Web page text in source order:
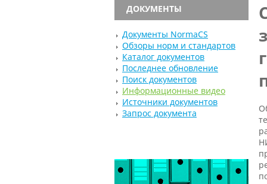
ДОКУМЕНТЫ
Документы NormaCS
Обзоры норм и стандартов
Каталог документов
Последнее обновление
Поиск документов
Информационные видео
Источники документов
Запрос документа